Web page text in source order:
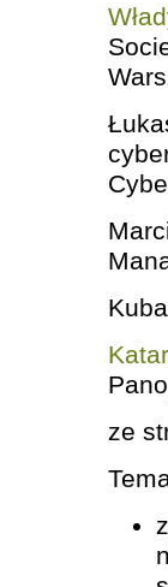
ze